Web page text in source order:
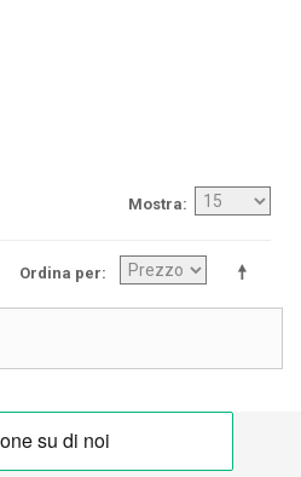
Mostra
Ordina per